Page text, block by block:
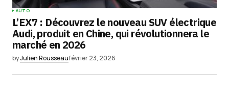
AUTO
L’EX7 : Découvrez le nouveau SUV électrique
Audi, produit en Chine, qui révolutionnera le
marché en 2026
byJulien Rousseaufévrier 23, 2026